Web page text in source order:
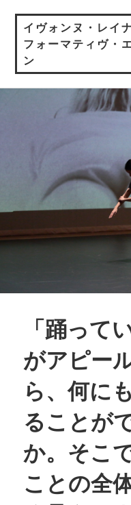
イヴォンヌ・レイ
フォーマティヴ・
ン
「踊って
がアピー
ら、何に
ることが
か。そこ
ことの全